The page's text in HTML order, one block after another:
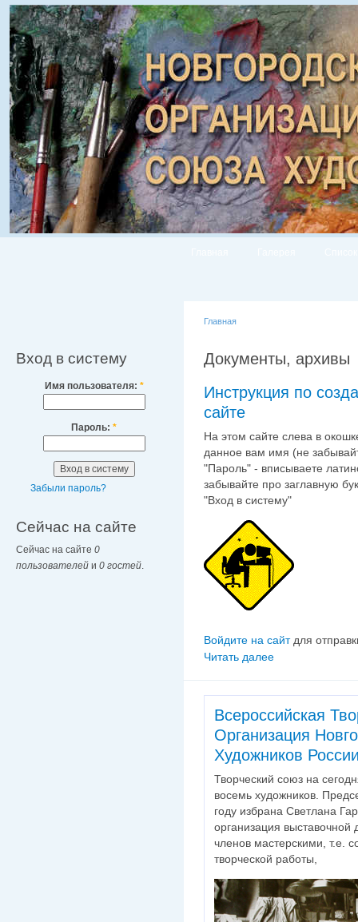
Вход в систему
Имя пользователя: *
Пароль: *
Забыли пароль?
Сейчас на сайте
Сейчас на сайте 0
пользователей и 0 гостей
Главная
Документы, архивы
Инструкция по
сайте
На этом сайте слева в
данное вам имя (не
"Пароль" - вписываете
забывайте про заглавную
"Вход в систему"
Войдите на сайтдля
Читать далее
Всероссийская
Организация
Художников
Творческий союз на
восемь художников.
году избрана Светлана
организация выставочной
членов мастерскими, т.е.
творческой работы,